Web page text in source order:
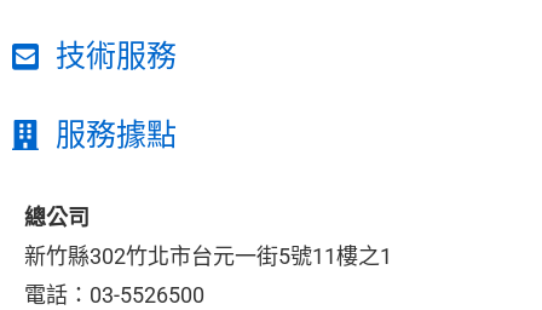
技術服務
服務據點
總公司
新竹縣302竹北市台元一街5號11樓之1
電話：03-5526500